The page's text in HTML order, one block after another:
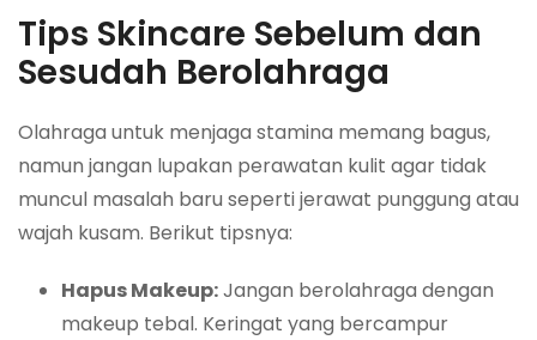
Tips Skincare Sebelum dan
Sesudah Berolahraga
Olahraga untuk menjaga stamina memang bagus,
namun jangan lupakan perawatan kulit agar tidak
muncul masalah baru seperti jerawat punggung atau
wajah kusam. Berikut tipsnya:
Hapus Makeup:Jangan berolahraga dengan
makeup tebal. Keringat yang bercampur